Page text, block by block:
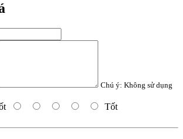
Chú ý: Không sử dụng
Tốt